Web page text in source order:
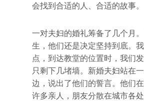
会找到合适的人、合适的故事。
一对夫妇的婚礼筹备了几个月
生，他们还是决定坚持到底。
点，到达教堂的位置时，我们
只剩下几堵墙。新婚夫妇站在
边，说出了他们的誓言。他们
许多亲人，朋友分散在城市各